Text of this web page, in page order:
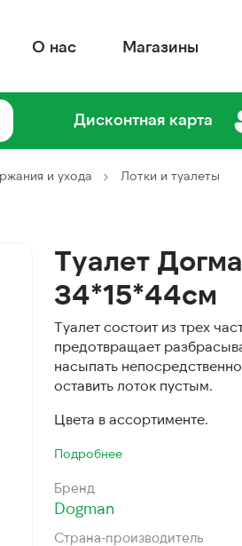
О нас Магазины
Дисконтная карта
и ухода Лотки и туалеты
Туалет
34*15*44см
Туалет состоит из трех
предотвращает
насыпать
оставить лоток пустым.
Цвета в ассортименте.
Подробнее
Бренд
Dogman
Страна-производитель